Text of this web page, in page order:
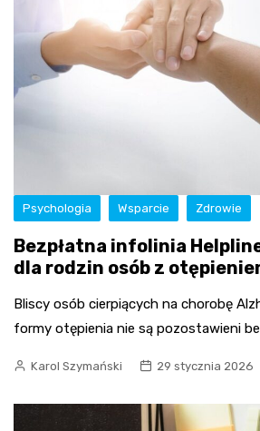
Psychologia Wsparcie Zdrowie
Bezpłatna infolinia
dla rodzin osób z
Bliscy osób cierpiących na chorobę
formy otępienia nie są pozostawieni
Karol Szymański 29 stycznia 2026